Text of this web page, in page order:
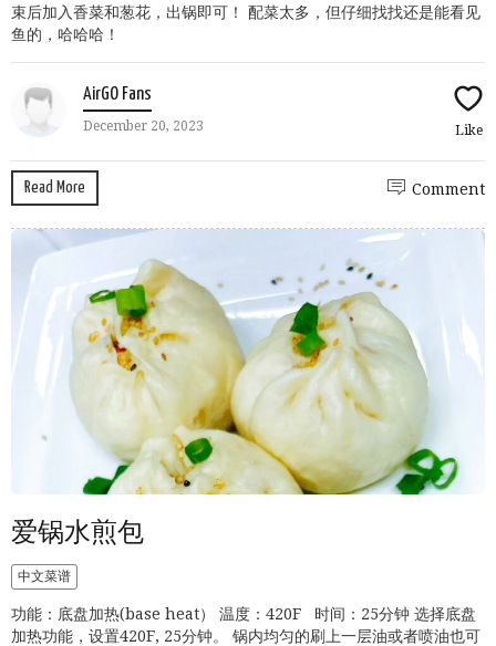
束后加入香菜和葱花，出锅即可！ 配菜太多，但仔细找找还是能看见
鱼的，哈哈哈！
AirGO Fans
December 20, 2023 Like
Read More Comment
爱锅水煎包
中文菜谱
功能：底盘加热(base heat） 温度：420F 时间：25分钟 选择底盘
加热功能，设置420F, 25分钟。 锅内均匀的刷上一层油或者喷油也可